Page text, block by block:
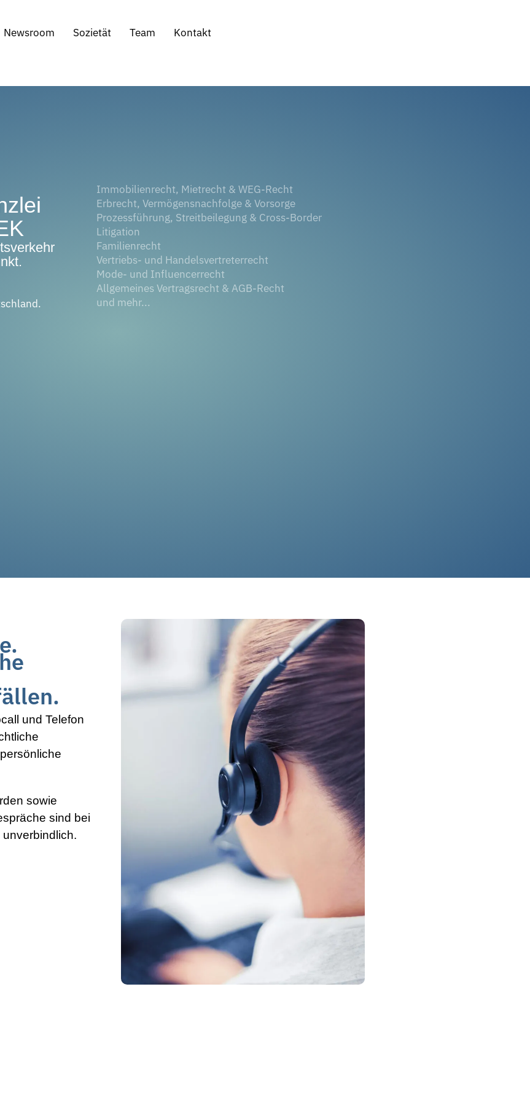
Newsroom Sozietät Team Kontakt
Immobilienrecht, Mietrecht & WEG-Recht
Erbrecht, Vermögensnachfolge & Vorsorge
Prozessführung, Streitbeilegung & Cross-Border
Litigation
Familienrecht
Vertriebs- und Handelsvertreterrecht
Mode- und Influencerrecht
Allgemeines Vertragsrecht & AGB-Recht
und mehr...
und Telefon
sowie
sind bei